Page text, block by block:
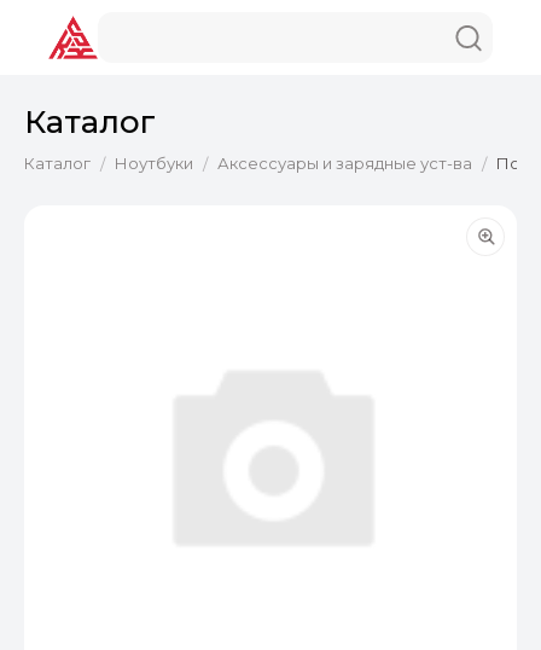
Каталог
Каталог / Ноутбуки / Аксессуары и зарядные уст-ва /